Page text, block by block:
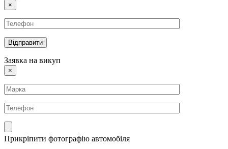
×
Заявка на викуп
×
Прикріпити фотографію автомобіля